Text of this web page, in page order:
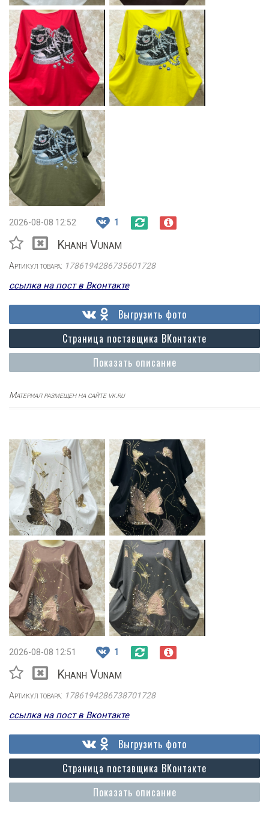
2026-08-08 12:52 1
Khanh Vunam
Артикул товара: 1786194286735601728
ссылка на пост в Вконтакте
Показать описание
Страница поставщика ВКонтакте
Выгрузить фото
Материал размещен на сайте vk.ru
2026-08-08 12:51 1
Khanh Vunam
Артикул товара: 1786194286738701728
ссылка на пост в Вконтакте
Показать описание
Страница поставщика ВКонтакте
Выгрузить фото